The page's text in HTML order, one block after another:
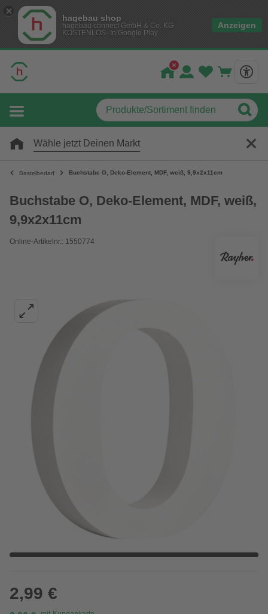
hagebau shop
hagebau connect GmbH & Co. KG
KOSTENLOS- In Google Play
Anzeigen
Wähle jetzt Deinen Markt
Bastelbedarf Buchstabe O, Deko-Element, MDF, weiß, 9,9x2x11cm
Buchstabe O, Deko-Element, MDF, weiß,
9,9x2x11cm
Online-Artikelnr.: 1550774
2,99 €